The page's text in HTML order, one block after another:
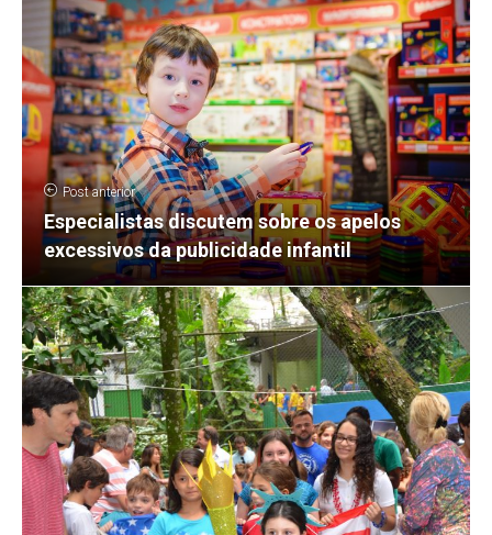
Post anterior
Especialistas discutem sobre os apelos
excessivos da publicidade infantil